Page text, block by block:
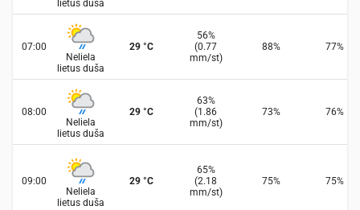
lietus duša
07:00
Neliela
lietus duša
29 °C
56%
(0.77
mm/st)
88% 77%
08:00
Neliela
lietus duša
29 °C
63%
(1.86
mm/st)
73% 76%
09:00
Neliela
lietus duša
29 °C
65%
(2.18
mm/st)
75% 75%